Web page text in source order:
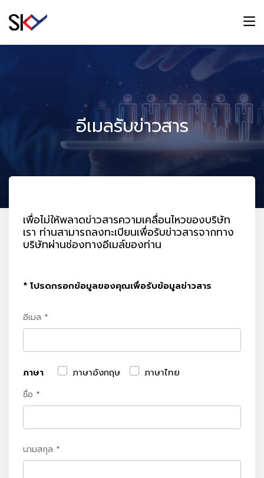
อีเมลรับข่าวสาร
เพื่อไม่ให้พลาดข่าวสารความเคลื่อนไหวของบริษัท
เรา ท่านสามารถลงทะเบียนเพื่อรับข่าวสารจากทาง
บริษัทผ่านช่องทางอีเมล์ของท่าน
* โปรดกรอกข้อมูลของคุณเพื่อรับข้อมูลข่าวสาร
อีเมล *
ภาษา ภาษาอังกฤษ ภาษาไทย
ชื่อ *
นามสกุล *